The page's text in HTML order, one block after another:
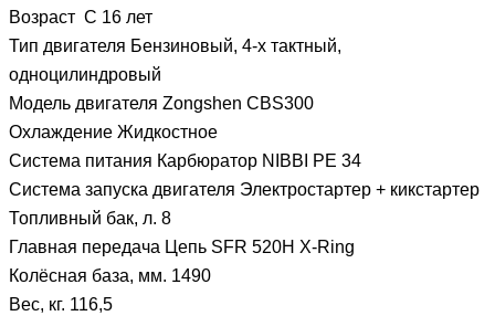
Возраст С 16 лет
Тип двигателя Бензиновый, 4-х тактный,
одноцилиндровый
Модель двигателя Zongshen CBS300
Охлаждение Жидкостное
Система питания Карбюратор NIBBI PE 34
Система запуска двигателя Электростартер + кикстартер
Топливный бак, л. 8
Главная передача Цепь SFR 520H X-Ring
Колёсная база, мм. 1490
Вес, кг. 116,5